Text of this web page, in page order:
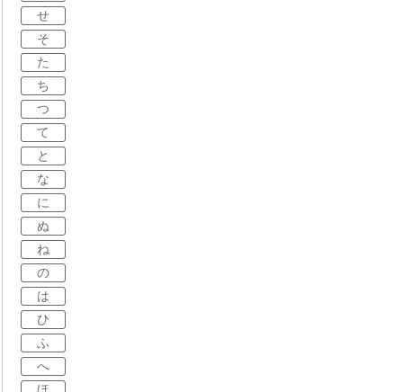
せ
そ
た
ち
つ
て
と
な
に
ぬ
ね
の
は
ひ
ふ
へ